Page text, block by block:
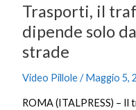
Trasporti, il
dipende solo
strade
Video Pillole/Maggio 5,
ROMA (ITALPRESS) –